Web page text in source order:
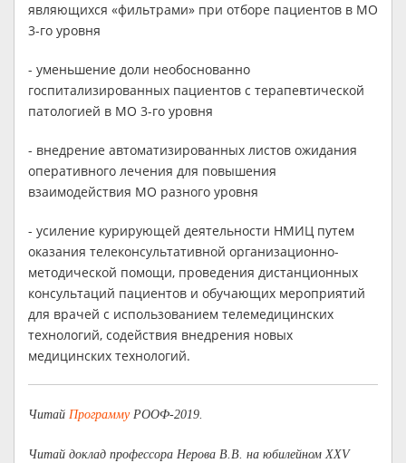
являющихся «фильтрами» при отборе пациентов в МО
3-го уровня
- уменьшение доли необоснованно
госпитализированных пациентов с терапевтической
патологией в МО 3-го уровня
- внедрение автоматизированных листов ожидания
оперативного лечения для повышения
взаимодействия МО разного уровня
- усиление курирующей деятельности НМИЦ путем
оказания телеконсультативной организационно-
методической помощи, проведения дистанционных
консультаций пациентов и обучающих мероприятий
для врачей с использованием телемедицинских
технологий, содействия внедрения новых
медицинских технологий.
Читай ПрограммуРООФ-2019.
Читай доклад профессора Нерова В.В. на юбилейном XXV